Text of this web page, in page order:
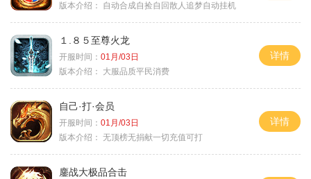
版本介绍：
自动合成自捡自回散人追梦自动挂机
１.８５至尊火龙
开服时间： 01月/03日
版本介绍：
大服品质平民消费
详情
自己·打·会员
开服时间： 01月/03日
版本介绍： 无顶榜无捐献一切充值可打
详情
鏖战大极品合击